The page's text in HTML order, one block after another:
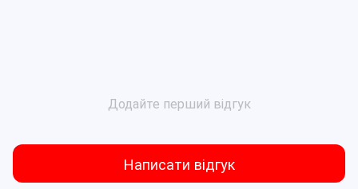
Додайте перший відгук
Написати відгук